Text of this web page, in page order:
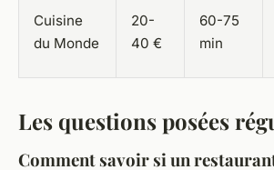
Cuisine
du Monde
20-
40 €
60-75
min
Les questions posées
Comment savoir si un